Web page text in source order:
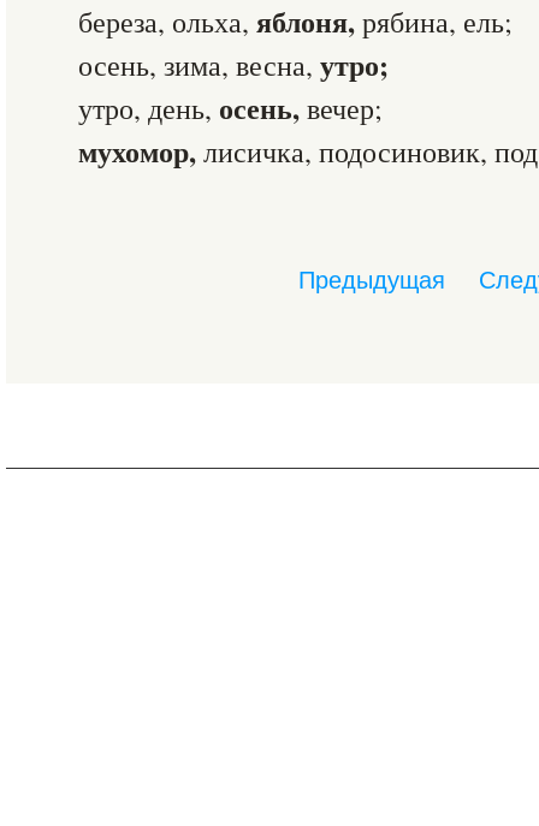
береза, ольха, яблоня,рябина, ель;
осень, зима, весна, утро;
утро, день, осень,вечер;
мухомор,лисичка, подосиновик,
Предыдущая